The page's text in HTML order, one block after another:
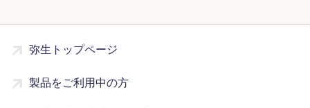
弥生トップページ
製品をご利用中の方